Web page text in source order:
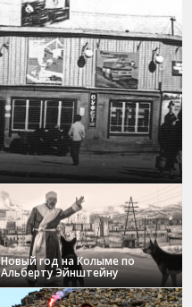
Новый год на Колыме по
Альберту Эйнштейну